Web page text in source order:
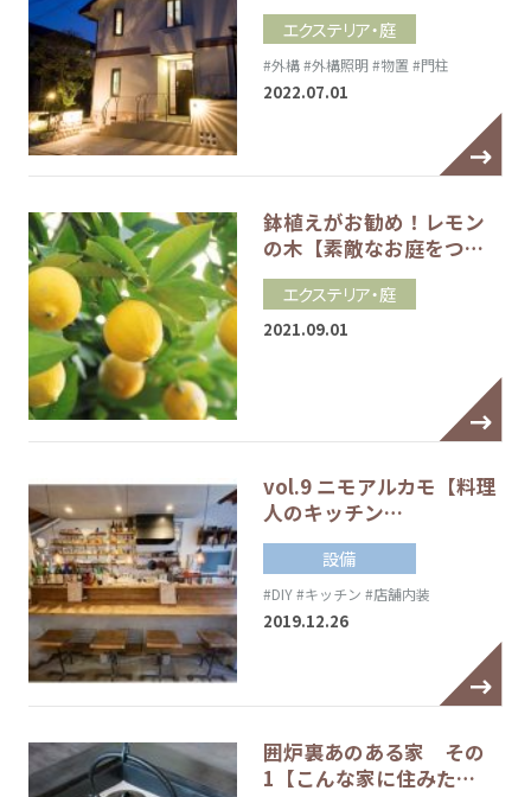
エクステリア・庭
#外構#外構照明 #物置 #門柱
2022.07.01
鉢植えがお勧め！レモン
の木【素敵なお庭をつ…
エクステリア・庭
2021.09.01
vol.9 ニモアルカモ【料理
人のキッチン…
設備
#DIY#キッチン #店舗内装
2019.12.26
囲炉裏あのある家 その
1【こんな家に住みた…